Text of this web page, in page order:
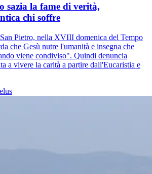
sazia la fame di verità,
chi soffre
Pietro, nella XVIII domenica del Tempo
che Gesù nutre l'umanità e insegna che
viene condiviso". Quindi denuncia
a vivere la carità a partire dall'Eucaristia e